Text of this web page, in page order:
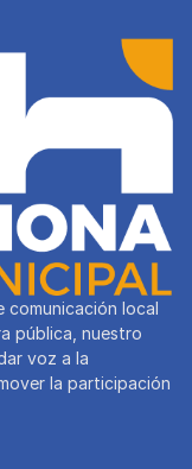
comunicación local
pública, nuestro
voz a la
la participación